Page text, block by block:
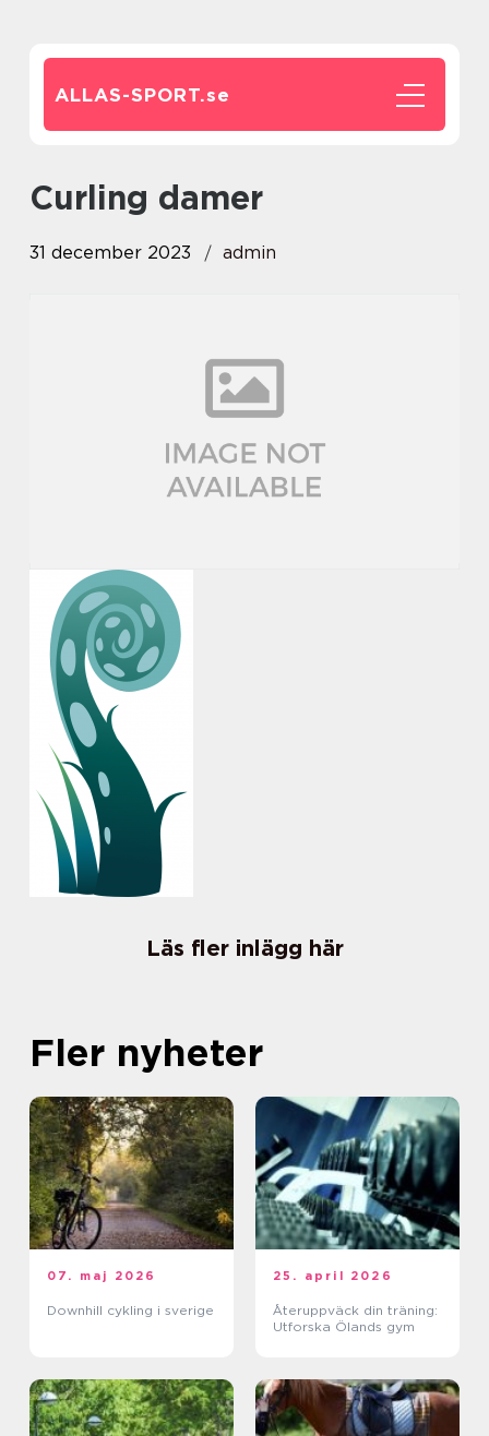
ALLAS-SPORT.se
curling damer
31 december 2023 admin
Läs fler inlägg här
Fler nyheter
07. maj 2026
Downhill cykling i sverige
25. april 2026
Återuppväck din träning:
Utforska Ölands gym